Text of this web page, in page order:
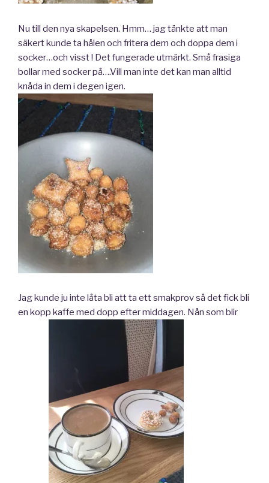
Nu till den nya skapelsen. Hmm… jag tänkte att man
säkert kunde ta hålen och fritera dem och doppa dem i
socker…och visst ! Det fungerade utmärkt. Små frasiga
bollar med socker på….Vill man inte det kan man alltid
knåda in dem i degen igen.
Jag kunde ju inte låta bli att ta ett smakprov så det fick bli
en kopp kaffe med dopp efter middagen. Nån som blir